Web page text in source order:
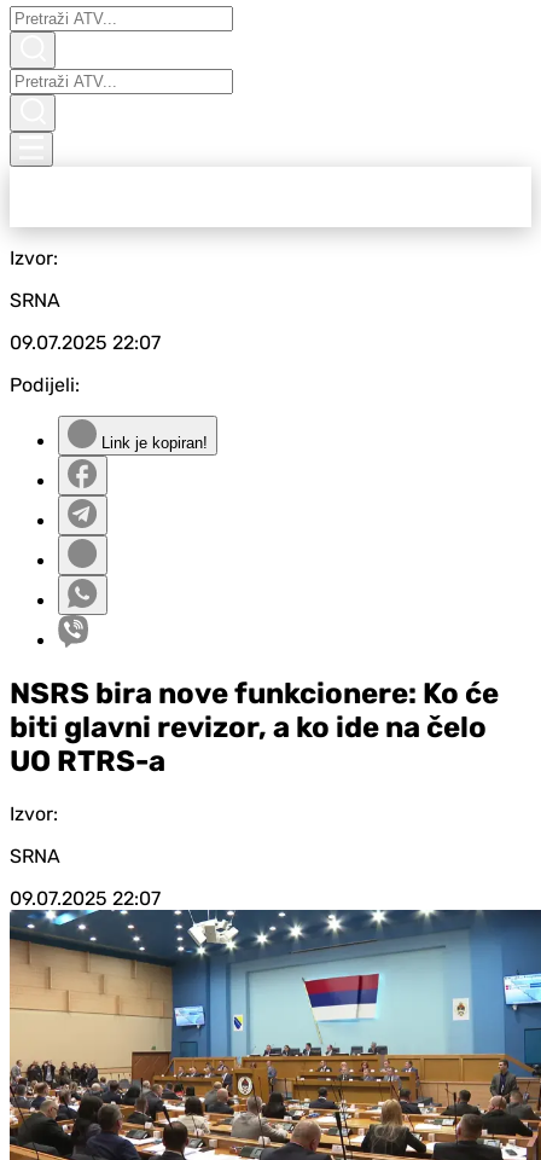
Izvor:
SRNA
09.07.2025 22:07
Podijeli:
Link je kopiran!
NSRS bira nove funkcionere: Ko će
biti glavni revizor, a ko ide na čelo
UO RTRS-a
Izvor:
SRNA
09.07.2025 22:07